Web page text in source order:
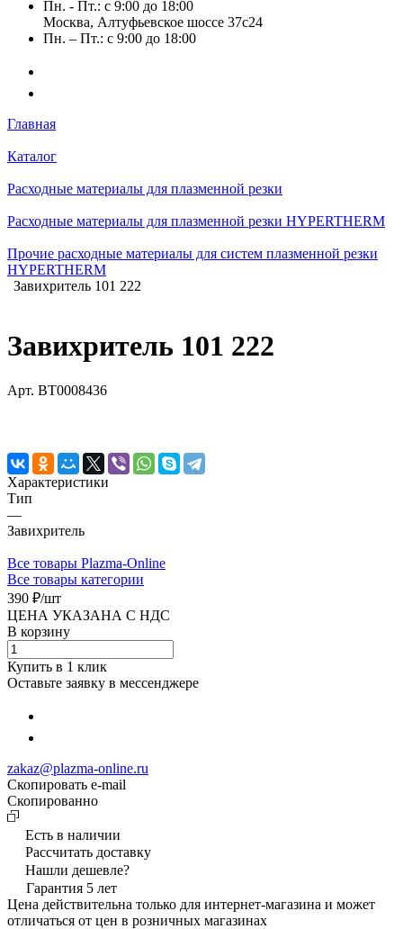
Пн. - Пт.: с 9:00 до 18:00
Москва, Алтуфьевское шоссе 37с24
Пн. – Пт.: с 9:00 до 18:00
Главная
Каталог
Расходные материалы для плазменной резки
Расходные материалы для плазменной резки HYPERTHERM
Прочие расходные материалы для систем плазменной резки
HYPERTHERM
Завихритель 101 222
Завихритель 101 222
Арт. BT0008436
Характеристики
Тип
—
Завихритель
Все товары Plazma-Online
Все товары категории
390 ₽/шт
ЦЕНА УКАЗАНА С НДС
В корзину
Купить в 1 клик
Оставьте заявку в мессенджере
zakaz@plazma-online.ru
Скопировать e-mail
Cкопированно
Есть в наличии
Рассчитать доставку
Нашли дешевле?
Гарантия 5 лет
Цена действительна только для интернет-магазина и может
отличаться от цен в розничных магазинах